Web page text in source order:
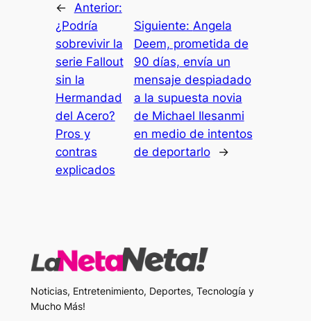
← Anterior:
¿Podría
sobrevivir la
serie Fallout
sin la
Hermandad
del Acero?
Pros y
contras
explicados
Siguiente: Angela
Deem, prometida de
90 días, envía un
mensaje despiadado
a la supuesta novia
de Michael Ilesanmi
en medio de intentos
de deportarlo
→
Noticias, Entretenimiento, Deportes, Tecnología y
Mucho Más!